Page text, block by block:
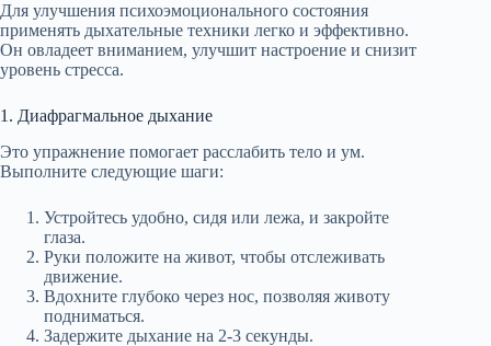
Для улучшения психоэмоционального состояния
применять дыхательные техники легко и эффективно.
Он овладеет вниманием, улучшит настроение и снизит
уровень стресса.
1. Диафрагмальное дыхание
Это упражнение помогает расслабить тело и ум.
Выполните следующие шаги:
Устройтесь удобно, сидя или лежа, и закройте
глаза.
Руки положите на живот, чтобы отслеживать
движение.
Вдохните глубоко через нос, позволяя животу
подниматься.
Задержите дыхание на 2-3 секунды.